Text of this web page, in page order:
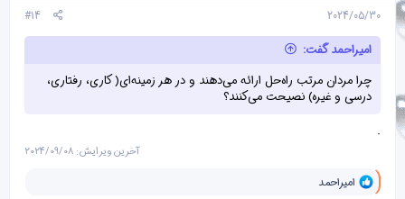
پ
س
ن
د
ا
2024/05/30
#14
امیراحمد گفت:
چرا مردان مرتب راه‌حل ارائه می‌دهند و در هر زمینه‌ای( کاری، رفتاری،
درسی و غیره) نصیحت می‌کنند؟
.
آخرین ویرایش: 2024/09/08
وامیراحمد